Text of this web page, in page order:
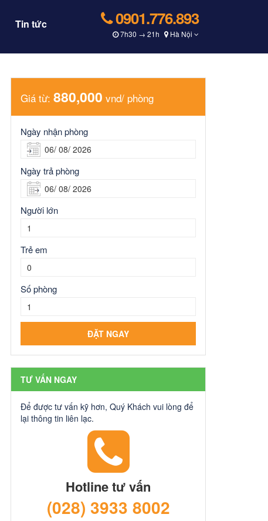
Tin tức 0901.776.893
7h30 → 21h Hà Nội
Giá từ: 880,000 vnd/ phòng
Ngày nhận phòng
Ngày trả phòng
Người lớn
Trẻ em
Số phòng
TƯ VẤN NGAY
Để được tư vấn kỹ hơn, Quý Khách vui lòng để
lại thông tin liên lạc.
Hotline tư vấn
(028) 3933 8002